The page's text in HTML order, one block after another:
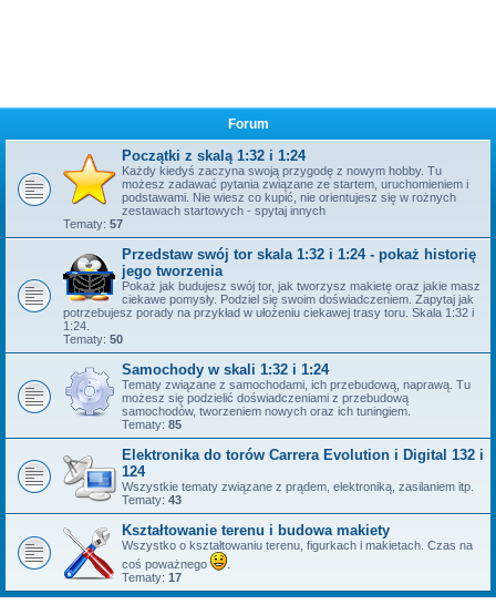
Forum
Początki z skalą 1:32 i 1:24
Każdy kiedyś zaczyna swoją przygodę z nowym hobby. Tu
możesz zadawać pytania związane ze startem, uruchomieniem i
podstawami. Nie wiesz co kupić, nie orientujesz się w rożnych
zestawach startowych - spytaj innych
Tematy: 57
Przedstaw swój tor skala 1:32 i 1:24 - pokaż historię
jego tworzenia
Pokaż jak budujesz swój tor, jak tworzysz makietę oraz jakie masz
ciekawe pomysły. Podziel się swoim doświadczeniem. Zapytaj jak
potrzebujesz porady na przykład w ułożeniu ciekawej trasy toru. Skala 1:32 i
1:24.
Tematy: 50
Samochody w skali 1:32 i 1:24
Tematy związane z samochodami, ich przebudową, naprawą. Tu
możesz się podzielić doświadczeniami z przebudową
samochodów, tworzeniem nowych oraz ich tuningiem.
Tematy: 85
Elektronika do torów Carrera Evolution i Digital 132 i
124
Wszystkie tematy związane z prądem, elektroniką, zasilaniem itp.
Tematy: 43
Kształtowanie terenu i budowa makiety
Wszystko o kształtowaniu terenu, figurkach i makietach. Czas na
coś poważnego
Tematy: 17